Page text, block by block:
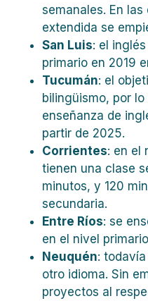
semanales. En
extendida se
San Luis: el
primario en 2019
Tucumán: el
bilingüismo, por
enseñanza de
partir de 2025.
Corrientes: en el
tienen una clase
minutos, y 120
secundaria.
Entre Ríos: se
en el nivel
Neuquén:
otro idioma. Sin
proyectos al